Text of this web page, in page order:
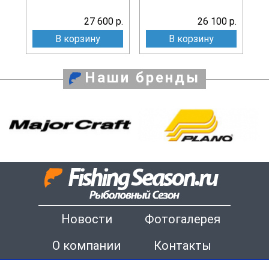
27 600 р.
В корзину
26 100 р.
В корзину
Наши бренды
Новости
Фотогалерея
О компании
Контакты